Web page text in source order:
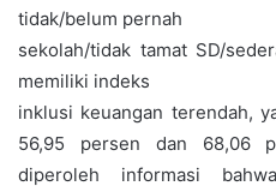
tidak/belum pernah
sekolah/tidak tamat SD/
memiliki indeks
inklusi keuangan terendah,
56,95 persen dan 68,06
diperoleh informasi